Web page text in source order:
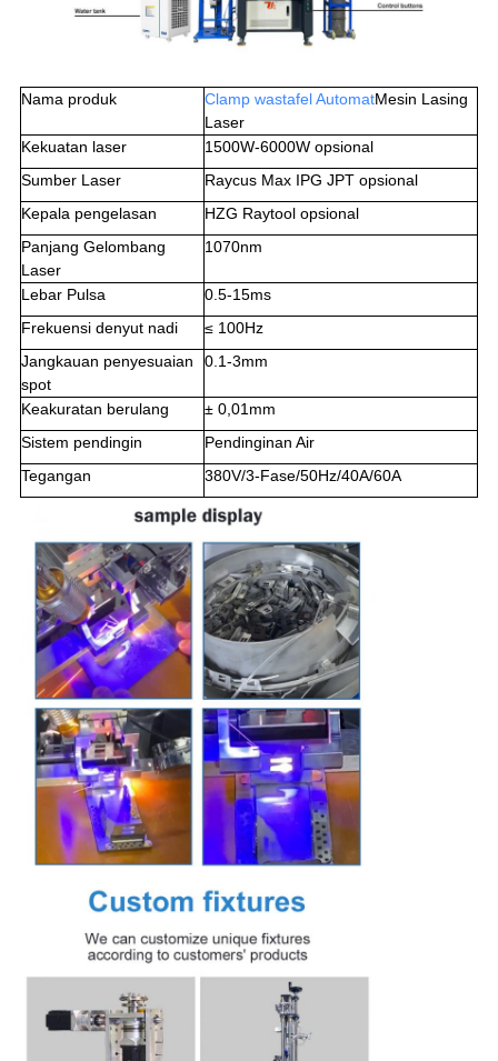
Nama produk Clamp wastafel AutomatMesin Lasing
Laser
Kekuatan laser
1500W-6000W opsional
Sumber Laser
Raycus Max IPG JPT opsional
Kepala pengelasan
HZG Raytool opsional
Panjang Gelombang
Laser
1070nm
Lebar Pulsa
0.5-15ms
Frekuensi denyut nadi
≤ 100Hz
Jangkauan penyesuaian
spot
0.1-3mm
Keakuratan berulang
± 0,01mm
Sistem pendingin
Pendinginan Air
Tegangan
380V/3-Fase/50Hz/40A/60A